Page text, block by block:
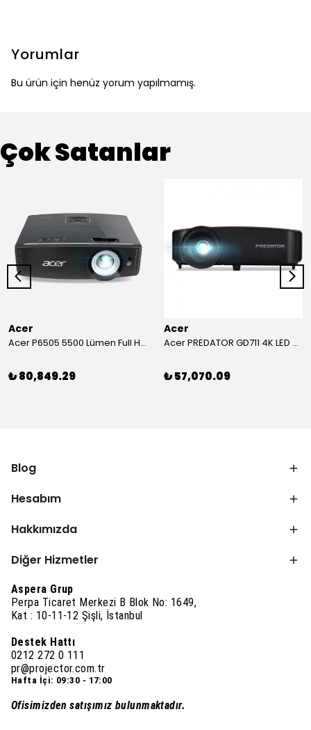
Yorumlar
Bu ürün için henüz yorum yapılmamış.
Çok Satanlar
Acer
Acer P6505 5500 Lümen Full HD Toplantı Odası Projeksiyonu
₺ 80,849.29
Acer
Acer PREDATOR GD711 4K LED Projeksiyon
₺ 57,070.09
Blog
Hesabım
Hakkımızda
Diğer Hizmetler
Aspera Grup
Perpa Ticaret Merkezi B Blok No: 1649,
Kat : 10-11-12 Şişli, İstanbul
Destek Hattı
0212 272 0 111
pr@projector.com.tr
Hafta İçi: 09:30 - 17:00
Ofisimizden satışımız bulunmaktadır.